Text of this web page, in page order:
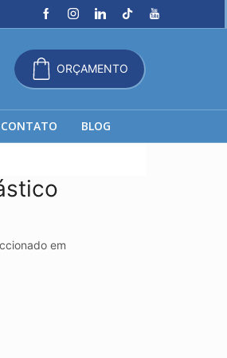
ORÇAMENTO
CONTATO BLOG
em